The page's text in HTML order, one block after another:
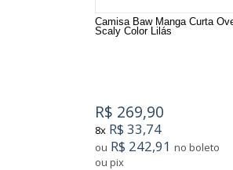
Camisa Baw Manga Curta
Scaly Color Lilás
R$ 269,90
8x R$ 33,74
ou R$ 242,91 no boleto
ou pix